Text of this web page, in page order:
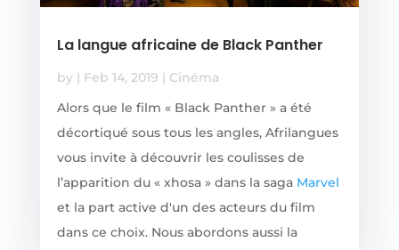
La langue africaine de Black Panther
by | Feb 14, 2019 | Cinéma
Alors que le film « Black Panther » a été
décortiqué sous tous les angles, Afrilangues
vous invite à découvrir les coulisses de
l’apparition du « xhosa » dans la saga Marvel
et la part active d'un des acteurs du film
dans ce choix. Nous abordons aussi la